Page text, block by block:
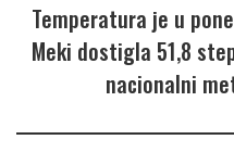
Temperatura je u
Meki dostigla 51,8
nacionalni